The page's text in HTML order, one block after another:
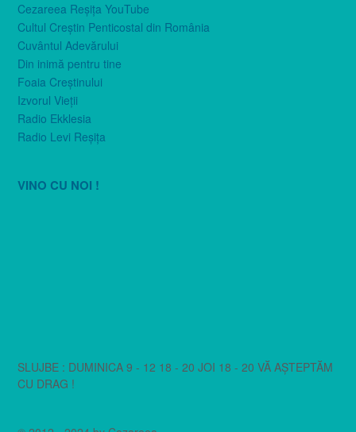
Cezareea Reşiţa YouTube
Cultul Creştin Penticostal din România
Cuvântul Adevărului
Din inimă pentru tine
Foaia Creştinului
Izvorul Vieţii
Radio Ekklesia
Radio Levi Reşiţa
VINO CU NOI !
SLUJBE : DUMINICA 9 - 12 18 - 20 JOI 18 - 20 VĂ AȘTEPTĂM
CU DRAG !